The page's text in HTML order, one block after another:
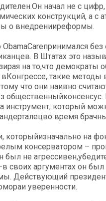
начал не с цифр,
конструкций, а с
о внедренииреформы.
без
В Штатах это
на то,что демократы
такие методы
что они наивно
инструмент, который
время
которыйизначально на
консерватором –
был не
своих аргументах он
Действующий
уверенности.